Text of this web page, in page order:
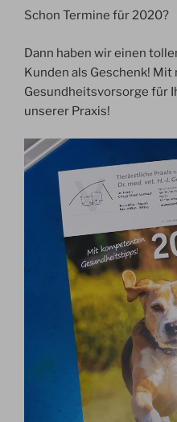
Schon Termine für 2020?
Dann haben wir einen
Kunden als Geschenk!
Gesundheitsvorsorge für
unserer Praxis!